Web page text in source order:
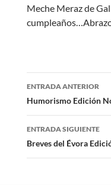
Meche Meraz de
Navegación
de
entradas
ENTRADA ANTERIOR
Humorismo Edición
ENTRADA SIGUIENTE
Breves del Évora